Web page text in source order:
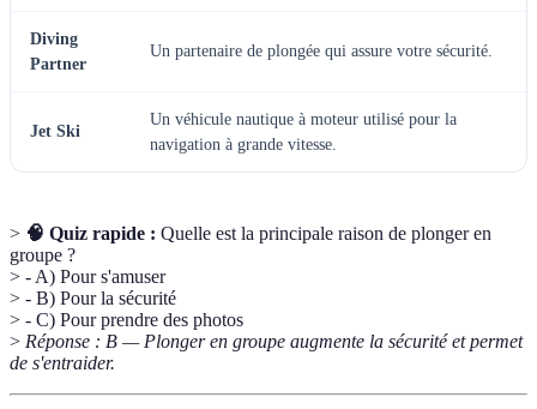
Diving
Partner
Un partenaire de plongée qui assure votre sécurité.
Jet Ski
Un véhicule nautique à moteur utilisé pour la
navigation à grande vitesse.
> 🧠 Quiz rapide : Quelle est la principale raison de plonger en
groupe ?
> - A) Pour s'amuser
> - B) Pour la sécurité
> - C) Pour prendre des photos
> Réponse : B — Plonger en groupe augmente la sécurité et permet
de s'entraider.